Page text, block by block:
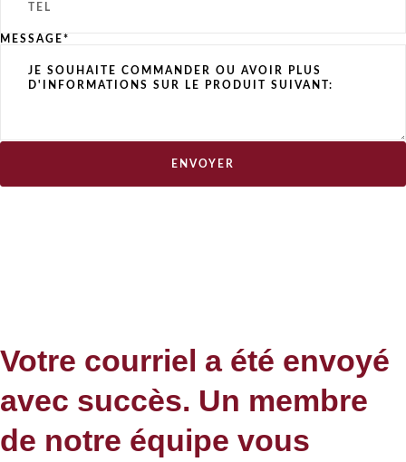
MESSAGE*
ENVOYER
Votre courriel a été envoyé
avec succès. Un membre
de notre équipe vous